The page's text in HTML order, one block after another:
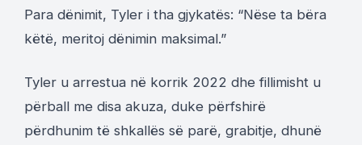
Para dënimit, Tyler i tha gjykatës: “Nëse ta bëra
këtë, meritoj dënimin maksimal.”
Tyler u arrestua në korrik 2022 dhe fillimisht u
përball me disa akuza, duke përfshirë
përdhunim të shkallës së parë, grabitje, dhunë